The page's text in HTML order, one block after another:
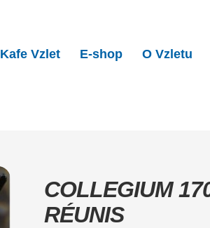
Kafe Vzlet E-shop O Vzletu
COLLEGIUM
RÉUNIS